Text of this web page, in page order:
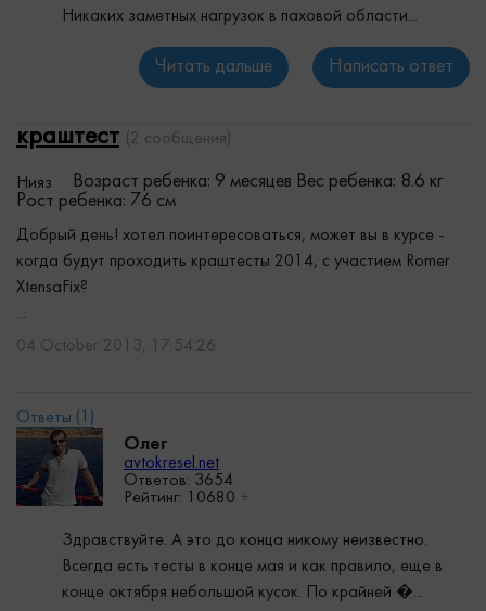
Никаких заметных нагрузок в паховой области...
Читать дальше Написать ответ
краштест (2 сообщения)
Нияз Возраст ребенка: 9 месяцев Вес ребенка: 8.6 кг
Рост ребенка: 76 см
Добрый день! хотел поинтересоваться, может вы в курсе -
когда будут проходить краштесты 2014, с участием Romer
XtensaFix?
...
04 October 2013, 17:54:26
Олег
avtokresel.net
Ответов: 3654
Рейтинг:
10680 +
Здравствуйте. А это до конца никому неизвестно.
Всегда есть тесты в конце мая и как правило, еще в
конце октября небольшой кусок. По крайней �...